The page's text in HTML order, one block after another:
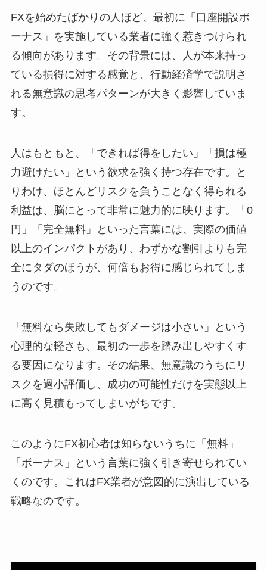
FXを始めたばかりの人ほど、最初に「口座開設ボ
ーナス」を実施している業者に強く惹きつけられ
る傾向があります。その背景には、人が本来持っ
ている損得に対する感覚と、行動経済学で説明さ
れる無意識の思考パターンが大きく影響していま
す。
人はもともと、「できれば得をしたい」「損は極
力避けたい」という欲求を強く持つ存在です。と
りわけ、ほとんどリスクを負うことなく得られる
利益は、脳にとって非常に魅力的に映ります。「0
円」「完全無料」といった言葉には、実際の価値
以上のインパクトがあり、わずかな割引よりも完
全にタダのほうが、何倍もお得に感じられてしま
うのです。
「無料なら失敗してもダメージは小さい」という
心理的な軽さも、最初の一歩を踏み出しやすくす
る要因になります。その結果、無意識のうちにリ
スクを過小評価し、成功の可能性だけを実態以上
に高く見積もってしまいがちです。
このようにFX初心者は知らないうちに「無料」
「ボーナス」という言葉に強く引き寄せられてい
くのです。これはFX業者が意図的に演出している
戦略なのです。